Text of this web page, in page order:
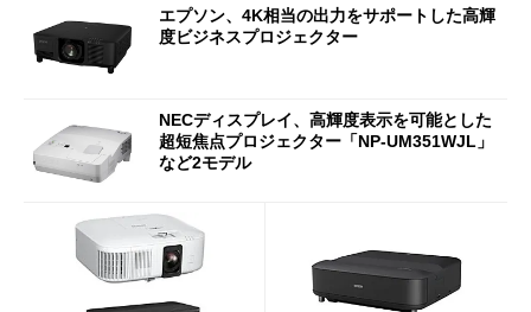
エプソン、4K相当の出力をサポートした高輝
度ビジネスプロジェクター
NECディスプレイ、高輝度表示を可能とした
超短焦点プロジェクター「NP-UM351WJL」
など2モデル